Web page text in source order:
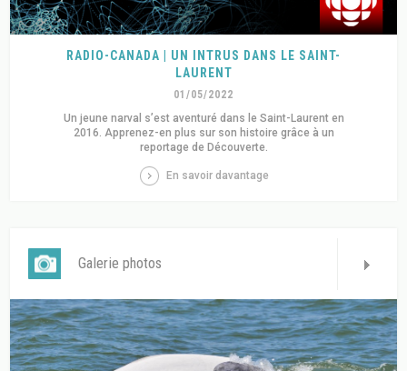
RADIO-CANADA | UN INTRUS DANS LE SAINT-
LAURENT
01/05/2022
Un jeune narval s’est aventuré dans le Saint-Laurent en
2016. Apprenez-en plus sur son histoire grâce à un
reportage de Découverte.
En savoir davantage
Galerie photos